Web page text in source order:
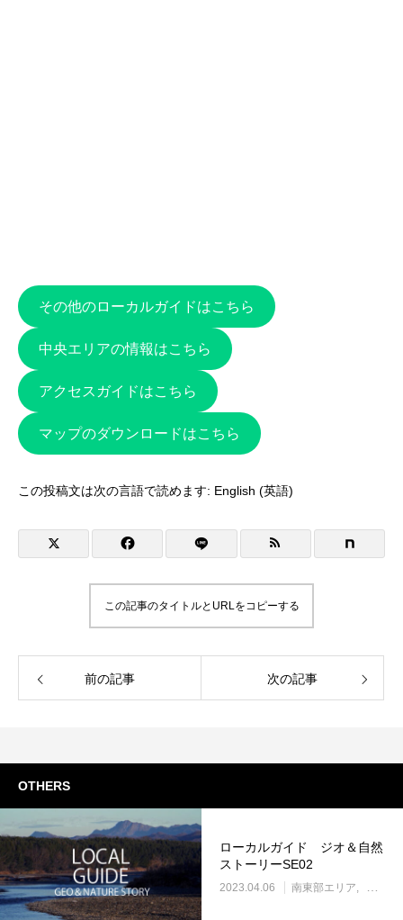
その他のローカルガイドはこちら
中央エリアの情報はこちら
アクセスガイドはこちら
マップのダウンロードはこちら
この投稿文は次の言語で読めます: English (英語)
この記事のタイトルとURLをコピーする
前の記事 次の記事
OTHERS
ローカルガイド ジオ＆自然
ストーリーSE02
2023.04.06 南東部エリア